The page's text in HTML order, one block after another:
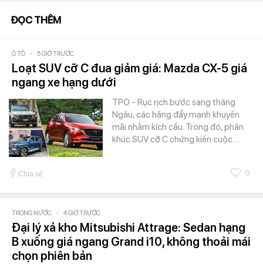
ĐỌC THÊM
Ô TÔ - 5 GIỜ TRƯỚC
Loạt SUV cỡ C đua giảm giá: Mazda CX-5 giá
ngang xe hạng dưới
TPO - Rục rịch bước sang tháng
Ngâu, các hãng đẩy mạnh khuyến
mãi nhằm kích cầu. Trong đó, phân
khúc SUV cỡ C chứng kiến cuộc…
Chia sẻ 0
TRONG NƯỚC - 4 GIỜ TRƯỚC
Đại lý xả kho Mitsubishi Attrage: Sedan hạng
B xuống giá ngang Grand i10, không thoải mái
chọn phiên bản